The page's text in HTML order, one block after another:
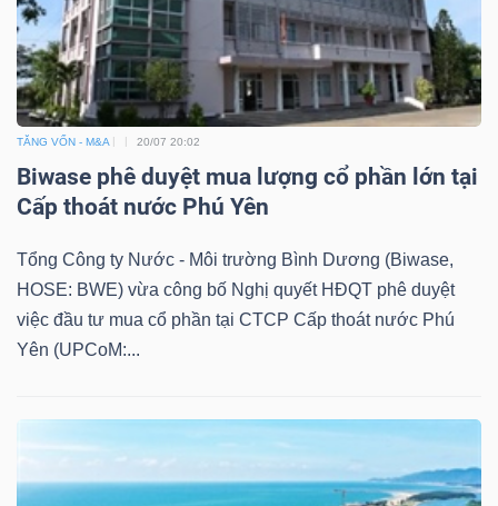
TĂNG VỐN - M&A 20/07 20:02
Biwase phê duyệt mua lượng cổ phần lớn tại
Cấp thoát nước Phú Yên
Tổng Công ty Nước - Môi trường Bình Dương (Biwase,
HOSE: BWE) vừa công bố Nghị quyết HĐQT phê duyệt
việc đầu tư mua cổ phần tại CTCP Cấp thoát nước Phú
Yên (UPCoM:...
Dữ
liệu
tài
chính